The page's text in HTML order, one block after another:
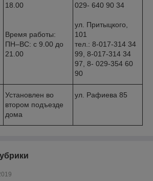
18.00
Время работы:
ПН–ВС: с 9.00 до
21.00
029- 640 90 34
ул. Притыцкого,
101
тел.: 8-017-314 34
99, 8-017-314 34
97, 8- 029-354 60
90
Установлен во
втором подъезде
дома
ул. Рафиева 85